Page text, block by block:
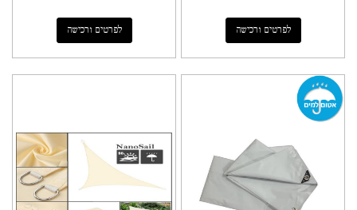
לפרטים ורכישה לפרטים ורכישה